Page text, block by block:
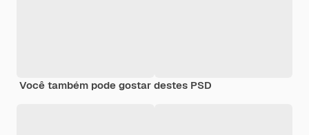
Você também pode gostar destes PSD